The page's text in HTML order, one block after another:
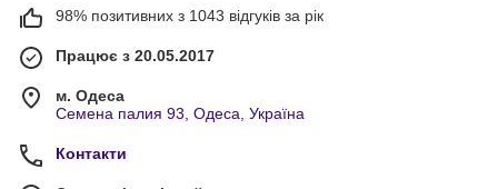
98% позитивних з 1043 відгуків за рік
Працює з 20.05.2017
м. Одеса
Семена палия 93, Одеса, Україна
Контакти